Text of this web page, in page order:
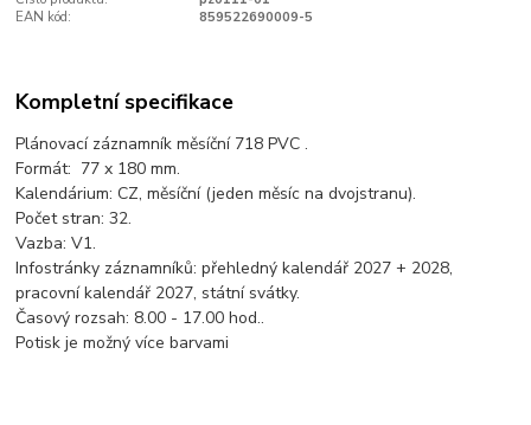
EAN kód:
859522690009-5
Kompletní specifikace
Plánovací záznamník měsíční 718 PVC .
Formát: 77 x 180 mm.
Kalendárium: CZ, měsíční (jeden měsíc na dvojstranu).
Počet stran: 32.
Vazba: V1.
Infostránky záznamníků: přehledný kalendář 2027 + 2028,
pracovní kalendář 2027, státní svátky.
Časový rozsah: 8.00 - 17.00 hod..
Potisk je možný více barvami